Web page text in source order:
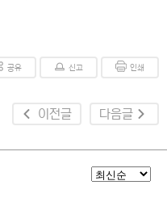
공유 신고 인쇄
이전글 다음글